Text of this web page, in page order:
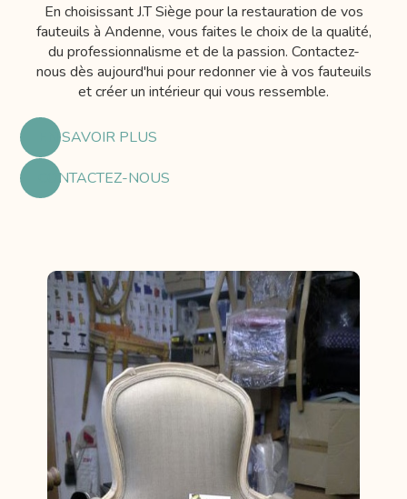
En choisissant J.T Siège pour la restauration de vos
fauteuils à Andenne, vous faites le choix de la qualité,
du professionnalisme et de la passion. Contactez-
nous dès aujourd'hui pour redonner vie à vos fauteuils
et créer un intérieur qui vous ressemble.
EN SAVOIR PLUS
CONTACTEZ-NOUS